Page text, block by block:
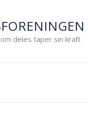
deles taper sin kraft